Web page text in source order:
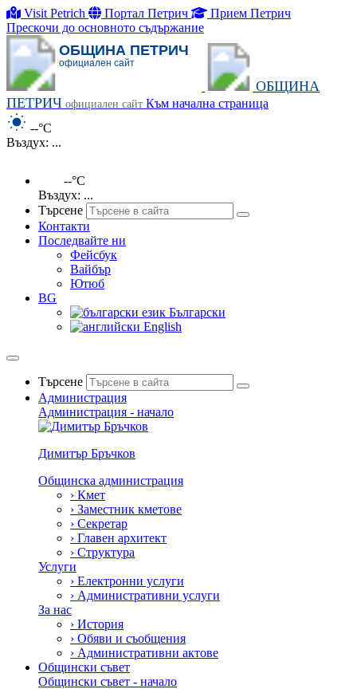
Visit Petrich Портал Петрич
Прием Петрич
Прескочи до основното съдържание
ОБЩИНА ПЕТРИЧ
официален сайт
ОБЩИНА
ПЕТРИЧ официален сайт Към начална страница
--°C
Въздух: ...
--°C
Въздух: ...
Търсене
Контакти
Последвайте ни
Фейсбук
Вайбър
Ютюб
BG
Български
English
Търсене
Администрация
Администрация - начало
Димитър Бръчков
Общинска администрация
› Кмет
› Заместник кметове
› Секретар
› Главен архитект
› Структура
Услуги
› Електронни услуги
› Административни услуги
За нас
› История
› Обяви и съобщения
› Административни актове
Общински съвет
Общински съвет - начало